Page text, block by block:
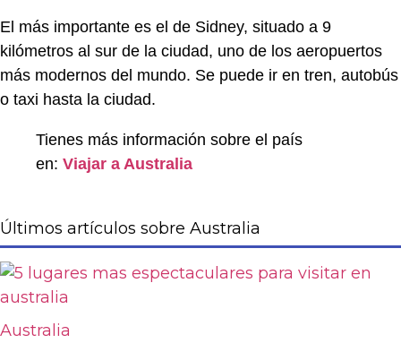
El más importante es el de Sidney, situado a 9
kilómetros al sur de la ciudad, uno de los aeropuertos
más modernos del mundo. Se puede ir en tren, autobús
o taxi hasta la ciudad.
Tienes más información sobre el país
en: Viajar a Australia
Últimos artículos sobre Australia
Australia